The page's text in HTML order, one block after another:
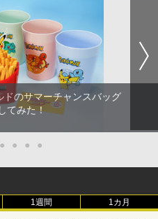
のサマーチャンスバッグ
てみた！
● ● ● ●
1週間 1カ月